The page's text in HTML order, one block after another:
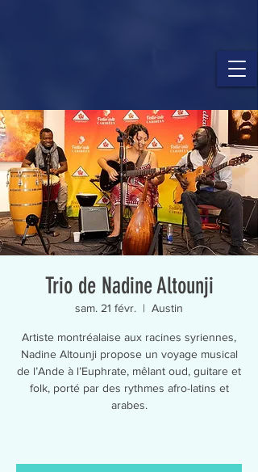
Trio de Nadine Altounji
sam. 21 févr.
  |
Austin
Artiste montréalaise aux racines syriennes,
Nadine Altounji propose un voyage musical
de l’Ande à l’Euphrate, mêlant oud, guitare et
folk, porté par des rythmes afro-latins et
arabes.